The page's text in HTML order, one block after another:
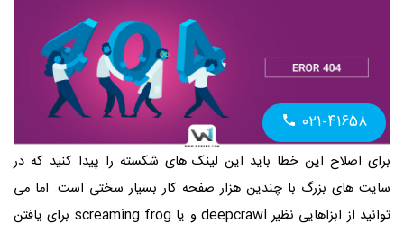
برای اصلاح این خطا باید این لینک های شکسته را پیدا کنید که در
سایت های بزرگ با چندین هزار صفحه کار بسیار سختی است. اما می
توانید از ابزاهایی نظیر deepcrawl و یا screaming frog برای یافتن
۰۲۱-۴۱۶۵۸